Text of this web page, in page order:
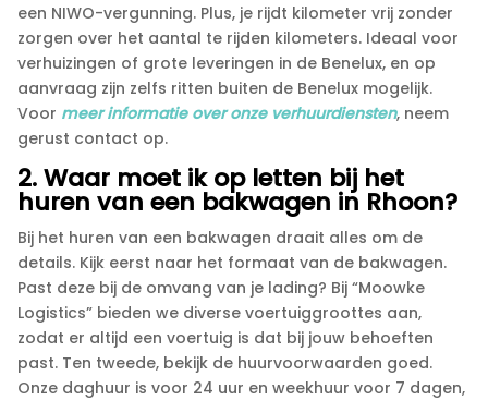
een NIWO-vergunning.​ Plus, je rijdt kilometer vrij zonder
zorgen over het aantal te rijden kilometers.​ Ideaal voor
verhuizingen of grote leveringen in de Benelux, en op
aanvraag zijn zelfs ritten buiten de Benelux mogelijk.​
Voor meer informatie over onze verhuurdiensten, neem
gerust contact op.​
2.​ Waar moet ik op letten bij het
huren van een bakwagen in Rhoon?
Bij het huren van een bakwagen draait alles om de
details.​ Kijk eerst naar het formaat van de bakwagen.​
Past deze bij de omvang van je lading? Bij “Moowke
Logistics” bieden we diverse voertuiggroottes aan,
zodat er altijd een voertuig is dat bij jouw behoeften
past.​ Ten tweede, bekijk de huurvoorwaarden goed.​
Onze daghuur is voor 24 uur en weekhuur voor 7 dagen,